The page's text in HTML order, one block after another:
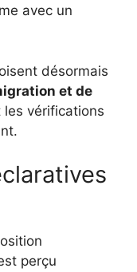
avec un
désormais
et de
les vérifications
perçu